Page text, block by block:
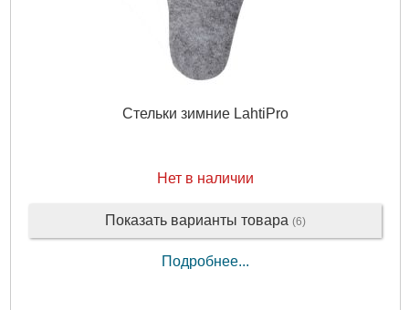
Стельки зимние LahtiPro
Нет в наличии
Показать варианты товара (6)
Подробнее...